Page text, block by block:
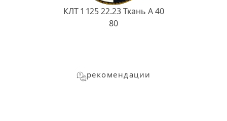
КЛТ 1 125 22.23 Ткань A 40
80
рекомендации